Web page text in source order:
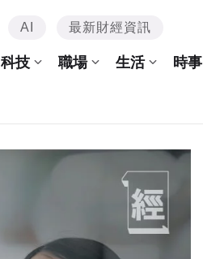
AI 最新財經資訊
科技 職場 生活 時事